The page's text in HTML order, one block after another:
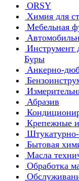
ORSY
Химия для
Мебельная
Инструмент
Буры
Анкерно-
Абразив
Крепежные
Бытовая
Масла
Обработка